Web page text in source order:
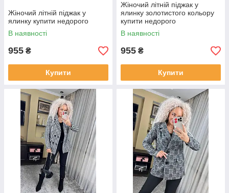
Жіночий літній піджак у
ялинку купити недорого
В наявності
955 ₴
Купити
Жіночий літній піджак у
ялинку золотистого кольору
купити недорого
В наявності
955 ₴
Купити